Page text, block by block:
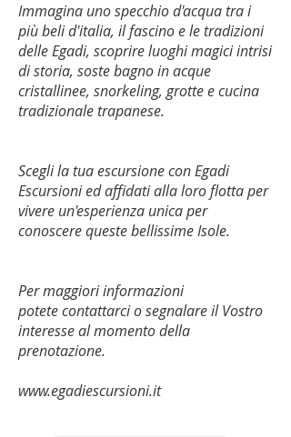
Immagina uno specchio d'acqua tra i
più beli d'italia, il fascino e le tradizioni
delle Egadi, scoprire luoghi magici intrisi
di storia, soste bagno in acque
cristallinee, snorkeling, grotte e cucina
tradizionale trapanese.
Scegli la tua escursione con Egadi
Escursioni ed affidati alla loro flotta per
vivere un'esperienza unica per
conoscere queste bellissime Isole.
Per maggiori informazioni
potetecontattarcio segnalare il Vostro
interesse al momento della
prenotazione.
www.egadiescursioni.it